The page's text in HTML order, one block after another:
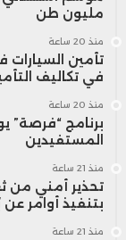
مليون طن
منذ 20 ساعة
في تكاليف
منذ 20 ساعة
برنامج “فرصة”
المستفيدين
منذ 21 ساعة
بتنفيذ أوامر عن
منذ 21 ساعة